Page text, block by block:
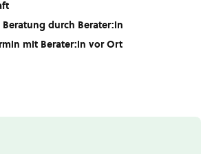
Beratung durch Berater:in
mit Berater:in vor Ort